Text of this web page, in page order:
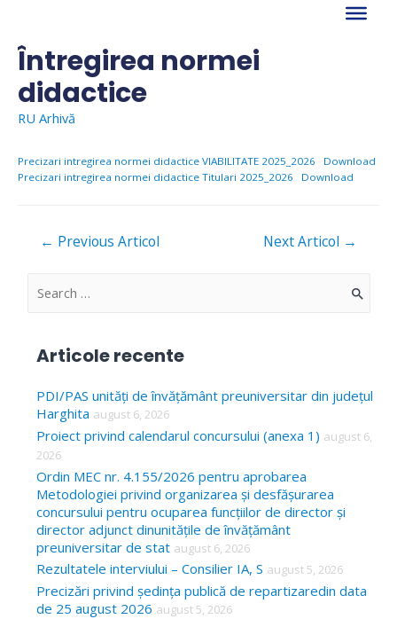
contentÎntregirea normei
didactice
RU Arhivă
Precizari intregirea normei didactice VIABILITATE 2025_2026
Download
Precizari intregirea normei didactice Titulari 2025_2026
Download
Navigare
← Previous Articol Next Articol →
S
c
h
f
o
r
Articole recente
PDI/PAS unități de învățământ preuniversitar din județul
Harghita august 6, 2026
Proiect privind calendarul concursului (anexa 1) august 6,
2026
Ordin MEC nr. 4.155/2026 pentru aprobarea
Metodologiei privind organizarea și desfășurarea
concursului pentru ocuparea funcțiilor de director și
director adjunct dinunitățile de învățământ
preuniversitar de stat august 6, 2026
Rezultatele interviului – Consilier IA, S august 5, 2026
Precizări privind ședința publică de repartizaredin data
de 25 august 2026 august 5, 2026